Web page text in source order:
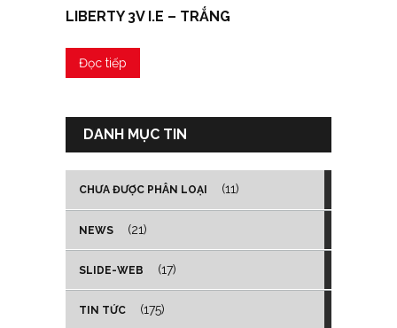
LIBERTY 3V I.E – TRẮNG
Đọc tiếp
DANH MỤC TIN
CHƯA ĐƯỢC PHÂN LOẠI (11)
NEWS (21)
SLIDE-WEB (17)
TIN TỨC (175)